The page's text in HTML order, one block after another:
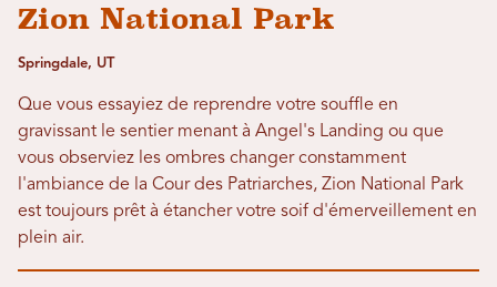
Zion National Park
Springdale, UT
Que vous essayiez de reprendre votre souffle en
gravissant le sentier menant à Angel's Landing ou que
vous observiez les ombres changer constamment
l'ambiance de la Cour des Patriarches, Zion National Park
est toujours prêt à étancher votre soif d'émerveillement en
plein air.